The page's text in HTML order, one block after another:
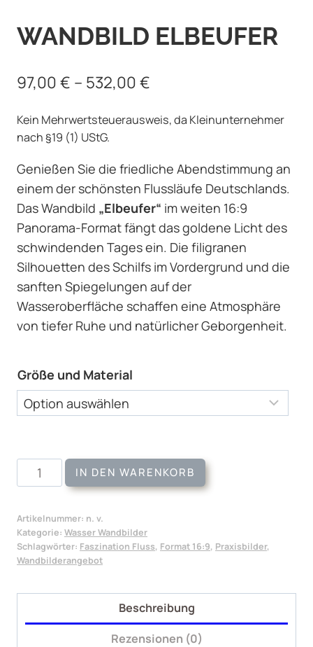
WANDBILD ELBEUFER
97,00€ – 532,00€
Kein Mehrwertsteuerausweis, da Kleinunternehmer
nach §19 (1) UStG.
Genießen Sie die friedliche Abendstimmung an
einem der schönsten Flussläufe Deutschlands.
Das Wandbild „Elbeufer“ im weiten 16:9
Panorama-Format fängt das goldene Licht des
schwindenden Tages ein. Die filigranen
Silhouetten des Schilfs im Vordergrund und die
sanften Spiegelungen auf der
Wasseroberfläche schaffen eine Atmosphäre
von tiefer Ruhe und natürlicher Geborgenheit.
Größe und Material
Wandbild
Elbeufer
IN DEN WARENKORB
Artikelnummer: n. v.
Kategorie: Wasser Wandbilder
Schlagwörter: Faszination Fluss, Format 16:9, Praxisbilder,
Wandbilderangebot
Beschreibung
Rezensionen (0)